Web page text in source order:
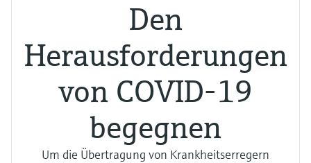
Den
Herausforderungen
von COVID-19
begegnen
Um die Übertragung von Krankheitserregern